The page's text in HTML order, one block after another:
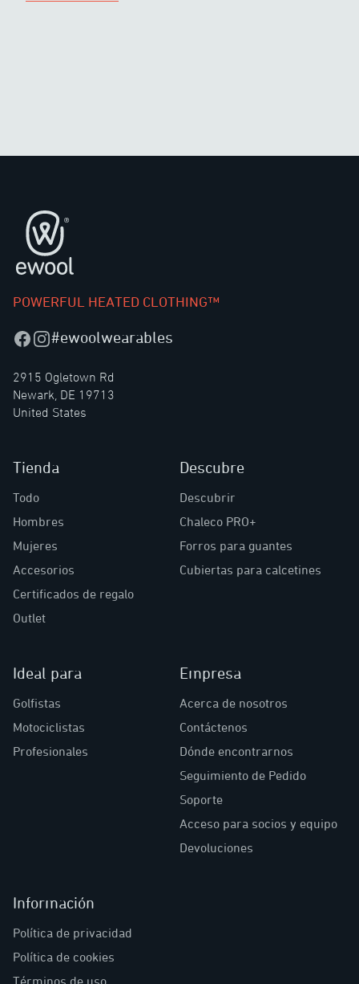
Pie de página
POWERFUL HEATED CLOTHING™
Facebook
Instagram
#ewoolwearables
2915 Ogletown Rd
Newark, DE 19713
United States
Tienda
Todo
Hombres
Mujeres
Accesorios
Certificados de regalo
Outlet
Descubre
Descubrir
Chaleco PRO+
Forros para guantes
Cubiertas para calcetines
Ideal para
Golfistas
Motociclistas
Profesionales
Empresa
Acerca de nosotros
Contáctenos
Dónde encontrarnos
Seguimiento de Pedido
Soporte
Acceso para socios y equipo
Devoluciones
Información
Política de privacidad
Política de cookies
Términos de uso